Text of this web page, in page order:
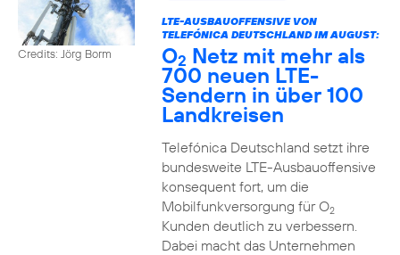
Credits: Jörg Borm
LTE-AUSBAUOFFENSIVE VON
TELEFÓNICA DEUTSCHLAND IM AUGUST:
O2 Netz mit mehr als
700 neuen LTE-
Sendern in über 100
Landkreisen
Telefónica Deutschland setzt ihre
bundesweite LTE-Ausbauoffensive
konsequent fort, um die
Mobilfunkversorgung für O2
Kunden deutlich zu verbessern.
Dabei macht das Unternehmen